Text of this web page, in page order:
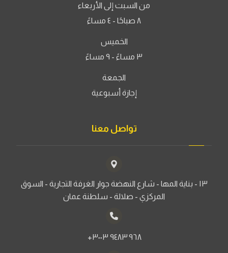
من السبت إلى الأربعاء
٨ صباحًا - ٤ مساءً
الخميس
٣ مساءً - ٩ مساءً
الجمعة
إجازة أسبوعية
تواصل معنا
١٣ - بناية المها - شارع النهضة جوار الغرفة التجارية - السوق
المركزي - صلالة - سلطنة عمان
⁦+٩٦٨ ٩٤٨٣ ٣٠٠٣⁩